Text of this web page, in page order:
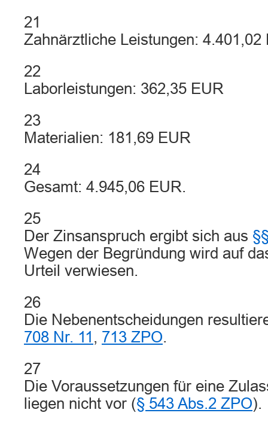
21
Zahnärztliche Leistungen: 4.401,02
22
Laborleistungen: 362,35 EUR
23
Materialien: 181,69 EUR
24
Gesamt: 4.945,06 EUR.
25
Der Zinsanspruch ergibt sich aus
Wegen der Begründung wird auf
Urteil verwiesen.
26
Die Nebenentscheidungen
708 Nr. 11 , 713 ZPO.
27
Die Voraussetzungen für eine
liegen nicht vor (§ 543 Abs.2 ZPO).